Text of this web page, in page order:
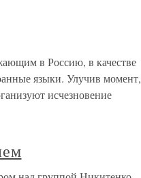
в Россию, в качестве
языки. Улучив момент,
исчезновение